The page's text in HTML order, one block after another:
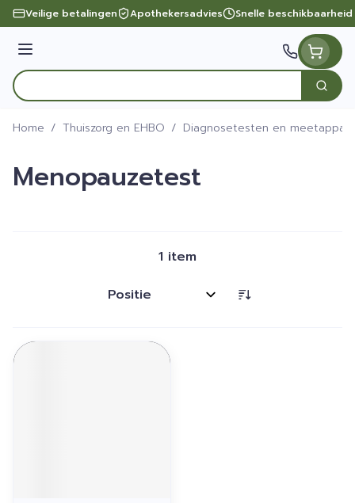
Ga naar de inhoud
Veilige betalingen Apothekersadvies Snelle beschikbaarheid
Menu
Product, merk, categorie...
Zoek
Home / Thuiszorg en EHBO / Diagnosetesten en
Menopauzetest
1 item
Sorteer op: